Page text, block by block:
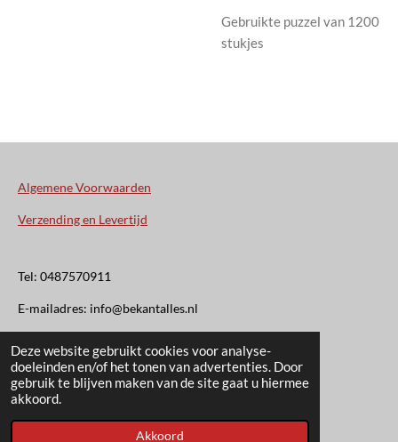
Deze website gebruikt cookies voor analyse-
doeleinden en/of het tonen van advertenties. Door
gebruik te blijven maken van de site gaat u hiermee
akkoord.
Akkoord
Gebruikte puzzel van 1200
stukjes
Algemene Voorwaarden
Verzending en Levertijd
Tel: 0487570911
E-mailadres: info@bekantalles.nl
Rooysestraat 4
6621AM Dreumel
© 2020 - 2026 Bekant Alles